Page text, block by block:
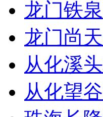
龙门铁泉
龙门尚
从化溪
从化望